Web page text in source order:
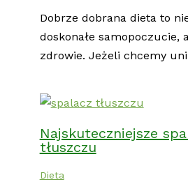
Dobrze dobrana dieta to
doskonałe samopoczucie,
zdrowie. Jeżeli chcemy
Najskuteczniejsze
tłuszczu
Dieta